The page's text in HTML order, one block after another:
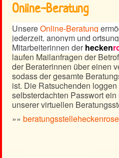
Online-Beratung
UnsereOnline-Beratung
jederzeit, anonym und
Mitarbeiterinnen der hecken
laufen Mailanfragen der
der Beraterinnen über einen
sodass der gesamte
ist. Die Ratsuchenden
selbsterdachten Passwort
unserer virtuellen
»»